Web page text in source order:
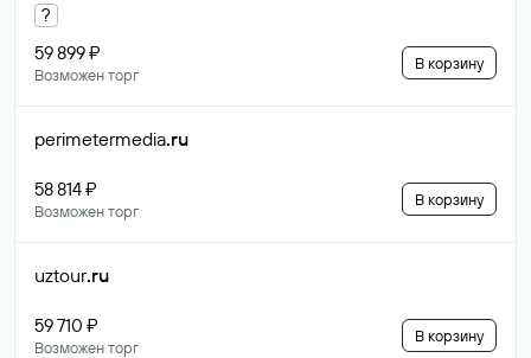
?
59 899 ₽
Возможен торг
В корзину
perimetermedia.ru
58 814 ₽
Возможен торг
В корзину
uztour.ru
59 710 ₽
Возможен торг
В корзину